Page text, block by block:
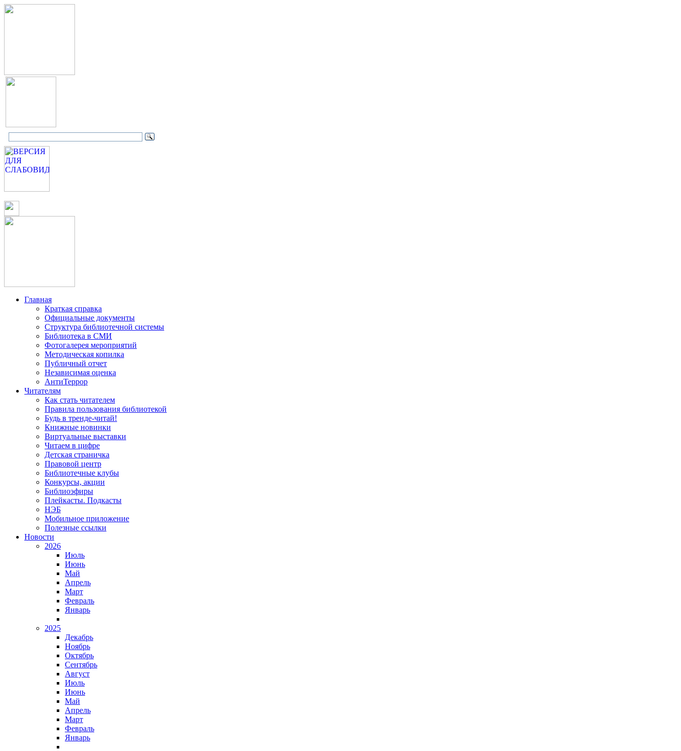
Главная
Краткая справка
Официальные документы
Структура библиотечной системы
Библиотека в СМИ
Фотогалерея мероприятий
Методическая копилка
Публичный отчет
Независимая оценка
АнтиТеррор
Читателям
Как стать читателем
Правила пользования библиотекой
Будь в тренде-читай!
Книжные новинки
Виртуальные выставки
Читаем в цифре
Детская страничка
Правовой центр
Библиотечные клубы
Конкурсы, акции
Библиоэфиры
Плейкасты. Подкасты
НЭБ
Мобильное приложение
Полезные ссылки
Новости
2026
Июль
Июнь
Май
Апрель
Март
Февраль
Январь
2025
Декабрь
Ноябрь
Октябрь
Сентябрь
Август
Июль
Июнь
Май
Апрель
Март
Февраль
Январь